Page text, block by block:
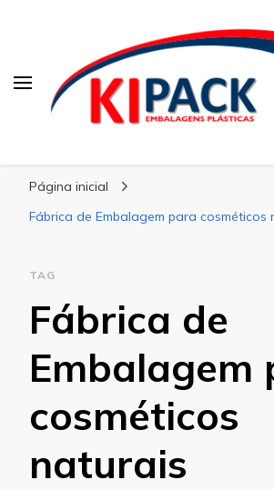
Página inicial
Fábrica de Embalagem para cosméticos
TAG
Fábrica de
Embalagem
cosméticos
naturais